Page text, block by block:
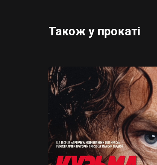
Також у прокаті